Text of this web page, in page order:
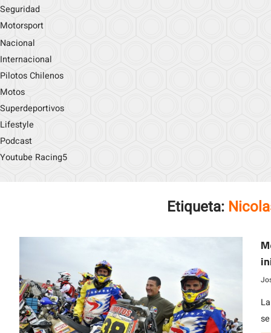
Seguridad
Motorsport
Nacional
Internacional
Pilotos Chilenos
Motos
Superdeportivos
Lifestyle
Podcast
Youtube Racing5
Etiqueta: